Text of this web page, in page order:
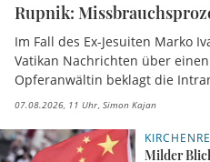
Rupnik:
Im Fall des Ex-Jesuiten Marko
Vatikan Nachrichten über
Opferanwältin beklagt die
07.08.2026, 11 Uhr Simon Kajan
Milder